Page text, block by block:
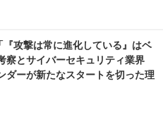
攻撃は常に進化している』はベ
察とサイバーセキュリティ業界
ダーが新たなスタートを切った理